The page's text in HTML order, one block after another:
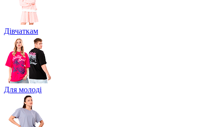
Дівчаткам
Для молоді